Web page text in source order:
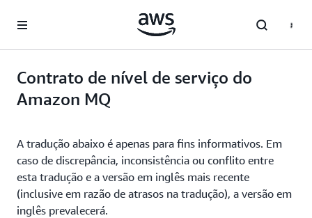
Pular para o conteúdo principal
Contrato de nível de serviço do
Amazon MQ
A tradução abaixo é apenas para fins informativos. Em
caso de discrepância, inconsistência ou conflito entre
esta tradução e a versão em inglês mais recente
(inclusive em razão de atrasos na tradução), a versão em
inglês prevalecerá.